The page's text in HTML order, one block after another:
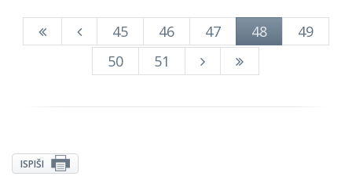
45 46 47 48
49
50
51
ISPIŠI